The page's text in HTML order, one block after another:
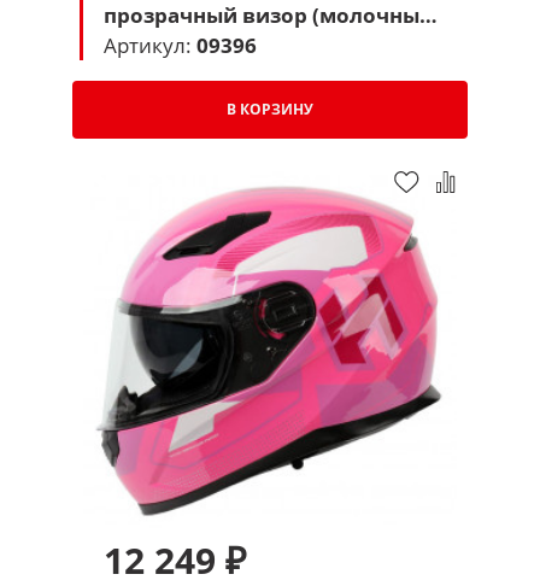
прозрачный визор (молочный
паук)
Артикул: 09396
В КОРЗИНУ
12 249 ₽